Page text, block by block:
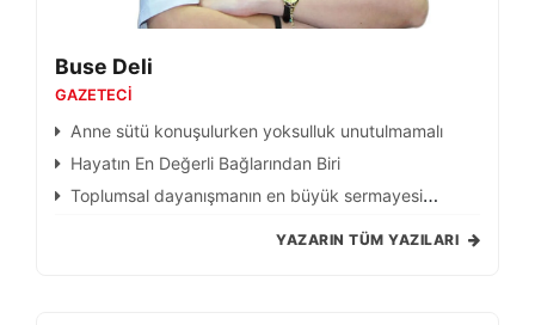
Buse Deli
GAZETECI
Anne sütü konuşulurken yoksulluk unutulmamalı
Hayatın En Değerli Bağlarından Biri
Toplumsal dayanışmanın en büyük sermayesi
YAZARIN TÜM YAZILARI